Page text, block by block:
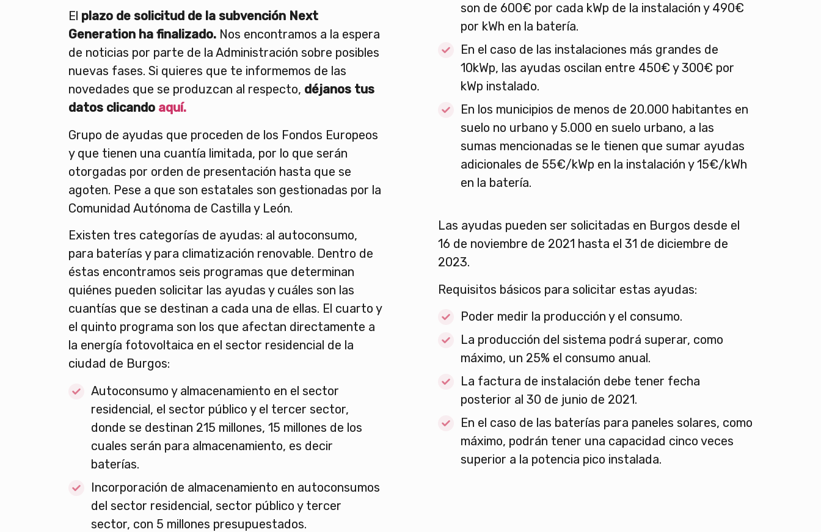
El plazo de solicitud de la subvención Next
Generation ha finalizado. Nos encontramos a la espera
de noticias por parte de la Administración sobre posibles
nuevas fases. Si quieres que te informemos de las
novedades que se produzcan al respecto, déjanos tus
datos clicando aquí.
Grupo de ayudas que proceden de los Fondos Europeos
y que tienen una cuantía limitada, por lo que serán
otorgadas por orden de presentación hasta que se
agoten. Pese a que son estatales son gestionadas por la
Comunidad Autónoma de Castilla y León.
Existen tres categorías de ayudas: al autoconsumo,
para baterías y para climatización renovable. Dentro de
éstas encontramos seis programas que determinan
quiénes pueden solicitar las ayudas y cuáles son las
cuantías que se destinan a cada una de ellas. El cuarto y
el quinto programa son los que afectan directamente a
la energía fotovoltaica en el sector residencial de la
ciudad de Burgos:
Autoconsumo y almacenamiento en el sector
residencial, el sector público y el tercer sector,
donde se destinan 215 millones, 15 millones de los
cuales serán para almacenamiento, es decir
baterías.
Incorporación de almacenamiento en autoconsumos
del sector residencial, sector público y tercer
sector, con 5 millones presupuestados.
son de 600€ por cada kWp de la instalación y 490€
por kWh en la batería.
En el caso de las instalaciones más grandes de
10kWp, las ayudas oscilan entre 450€ y 300€ por
kWp instalado.
En los municipios de menos de 20.000 habitantes en
suelo no urbano y 5.000 en suelo urbano, a las
sumas mencionadas se le tienen que sumar ayudas
adicionales de 55€/kWp en la instalación y 15€/kWh
en la batería.
Las ayudas pueden ser solicitadas en Burgos desde el
16 de noviembre de 2021 hasta el 31 de diciembre de
2023.
Requisitos básicos para solicitar estas ayudas:
Poder medir la producción y el consumo.
La producción del sistema podrá superar, como
máximo, un 25% el consumo anual.
La factura de instalación debe tener fecha
posterior al 30 de junio de 2021.
En el caso de las baterías para paneles solares, como
máximo, podrán tener una capacidad cinco veces
superior a la potencia pico instalada.